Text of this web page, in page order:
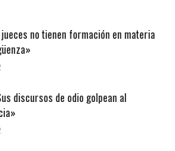
no tienen formación en materia
discursos de odio golpean al